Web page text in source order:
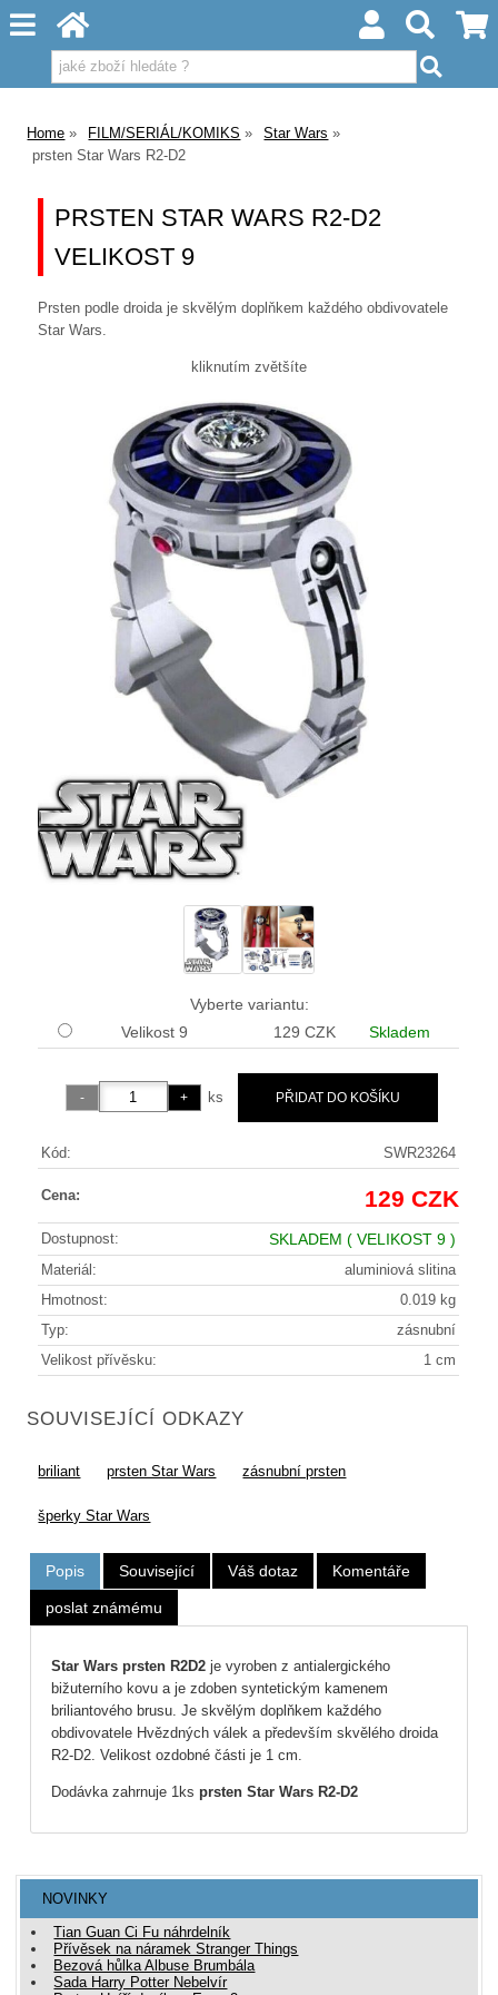
Home FILM/SERIÁL/KOMIKS
Star Wars
prsten Star Wars R2-D2
PRSTEN STAR WARS R2-D2
VELIKOST 9
Prsten podle droida je skvělým doplňkem každého obdivovatele
Star Wars.
kliknutím zvětšíte
Vyberte variantu:
Velikost 9
129 CZK Skladem
ks
Kód: SWR23264
Cena: 129 CZK
Dostupnost: SKLADEM ( VELIKOST 9 )
Materiál:
aluminiová slitina
Hmotnost:
0.019 kg
Typ:
zásnubní
Velikost přívěsku:
1 cm
SOUVISEJÍCÍ ODKAZY
briliant prsten Star Wars zásnubní prsten
šperky Star Wars
Popis Související Váš dotaz Komentáře
poslat známému
Star Wars prsten R2D2 je vyroben z antialergického
bižuterního kovu a je zdoben syntetickým kamenem
briliantového brusu. Je skvělým doplňkem každého
obdivovatele Hvězdných válek a především skvělého droida
R2-D2. Velikost ozdobné části je 1 cm.
Dodávka zahrnuje 1ksprsten Star Wars R2-D2
NOVINKY
Tian Guan Ci Fu náhrdelník
Přívěsek na náramek Stranger Things
Bezová hůlka Albuse Brumbála
Sada Harry Potter Nebelvír